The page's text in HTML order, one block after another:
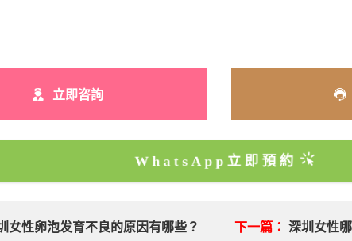
立即咨詢
WhatsApp立即預約
女性卵泡发育不良的原因有哪些？ 下一篇： 深圳女性